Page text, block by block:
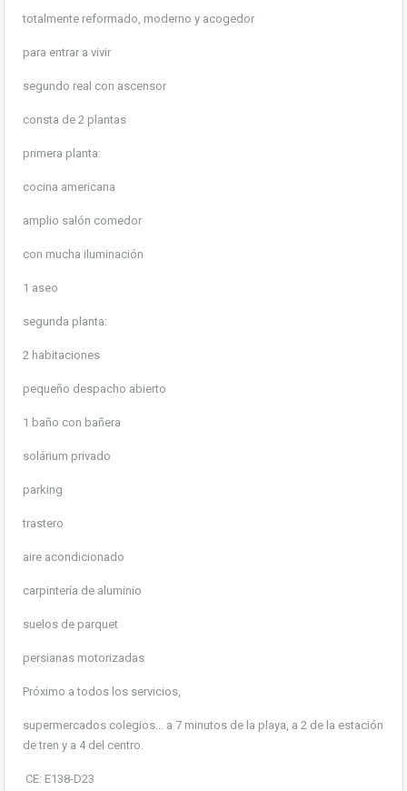
totalmente reformado, moderno y acogedor
para entrar a vivir
segundo real con ascensor
consta de 2 plantas
primera planta:
cocina americana
amplio salón comedor
con mucha iluminación
1 aseo
segunda planta:
2 habitaciones
pequeño despacho abierto
1 baño con bañera
solárium privado
parking
trastero
aire acondicionado
carpintería de aluminio
suelos de parquet
persianas motorizadas
Próximo a todos los servicios,
supermercados colegios… a 7 minutos de la playa, a 2 de la estación
de tren y a 4 del centro.
CE: E138-D23